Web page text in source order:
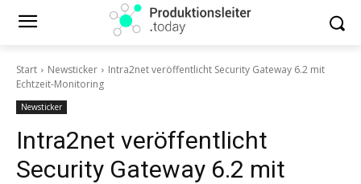
Start Newsticker
Intra2net veröffentlicht Security Gateway 6.2 mit
Echtzeit-Monitoring
Newsticker
Intra2net veröffentlicht
Security Gateway 6.2 mit